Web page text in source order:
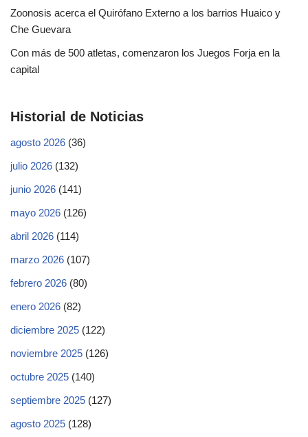
Zoonosis acerca el Quirófano Externo a los barrios Huaico y
Che Guevara
Con más de 500 atletas, comenzaron los Juegos Forja en la
capital
Historial de Noticias
agosto 2026 (36)
julio 2026 (132)
junio 2026 (141)
mayo 2026 (126)
abril 2026 (114)
marzo 2026 (107)
febrero 2026 (80)
enero 2026 (82)
diciembre 2025 (122)
noviembre 2025 (126)
octubre 2025 (140)
septiembre 2025 (127)
agosto 2025 (128)